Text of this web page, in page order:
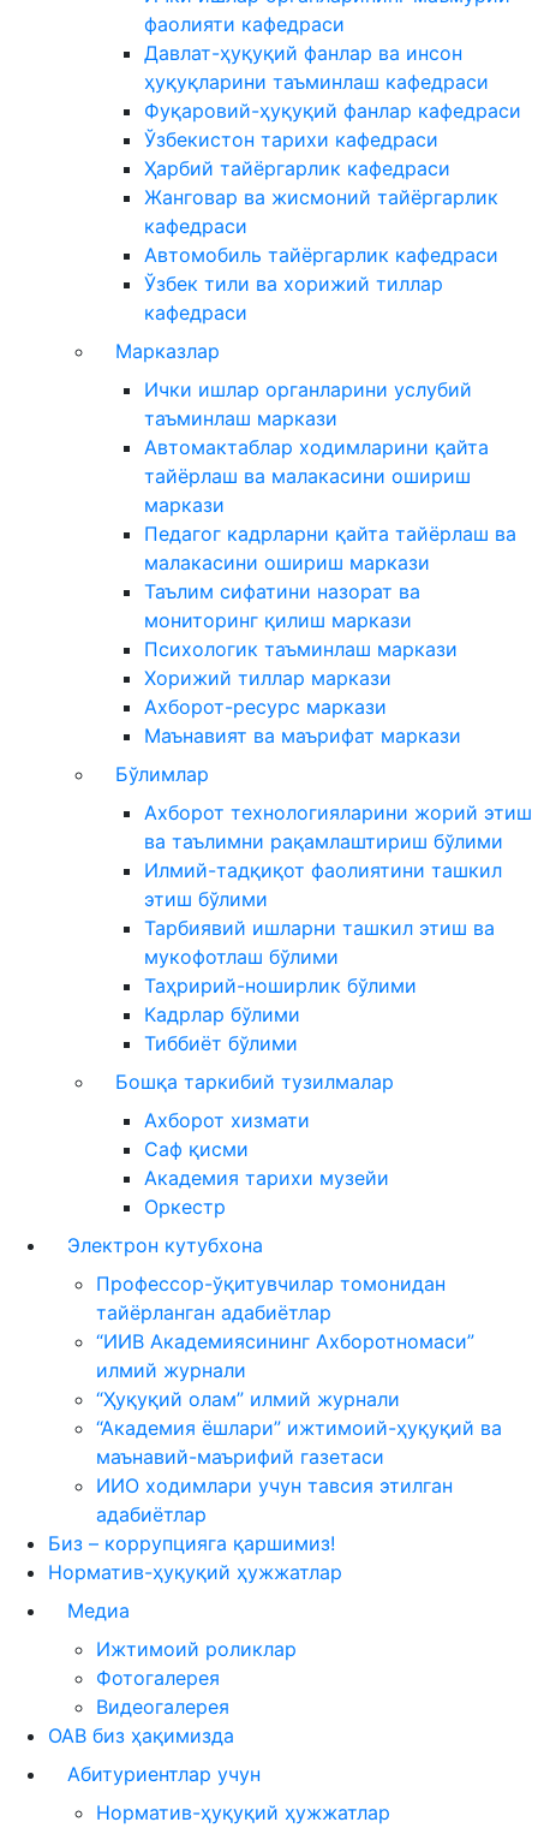
фаолияти кафедраси
Давлат-ҳуқуқий фанлар ва инсон
ҳуқуқларини таъминлаш кафедраси
Фуқаровий-ҳуқуқий фанлар кафедраси
Ўзбекистон тарихи кафедраси
Ҳарбий тайёргарлик кафедраси
Жанговар ва жисмоний тайёргарлик
кафедраси
Автомобиль тайёргарлик кафедраси
Ўзбек тили ва хорижий тиллар
кафедраси
Марказлар
Ички ишлар органларини услубий
таъминлаш маркази
Автомактаблар ходимларини қайта
тайёрлаш ва малакасини ошириш
маркази
Педагог кадрларни қайта тайёрлаш ва
малакасини ошириш маркази
Таълим сифатини назорат ва
мониторинг қилиш маркази
Психологик таъминлаш маркази
Хорижий тиллар маркази
Ахборот-ресурс маркази
Маънавият ва маърифат маркази
Бўлимлар
Ахборот технологияларини жорий этиш
ва таълимни рақамлаштириш бўлими
Илмий-тадқиқот фаолиятини ташкил
этиш бўлими
Тарбиявий ишларни ташкил этиш ва
мукофотлаш бўлими
Таҳририй-ноширлик бўлими
Кадрлар бўлими
Тиббиёт бўлими
Бошқа таркибий тузилмалар
Ахборот хизмати
Саф қисми
Академия тарихи музейи
Оркестр
Электрон кутубхона
Профессор-ўқитувчилар томонидан
тайёрланган адабиётлар
“ИИВ Академиясининг Ахборотномаси”
илмий журнали
“Ҳуқуқий олам” илмий журнали
“Академия ёшлари” ижтимоий-ҳуқуқий ва
маънавий-маърифий газетаси
ИИО ходимлари учун тавсия этилган
адабиётлар
Биз – коррупцияга қаршимиз!
Норматив-ҳуқуқий ҳужжатлар
Медиа
Ижтимоий роликлар
Фотогалерея
Видеогалерея
ОАВ биз ҳақимизда
Абитуриентлар учун
Норматив-ҳуқуқий ҳужжатлар